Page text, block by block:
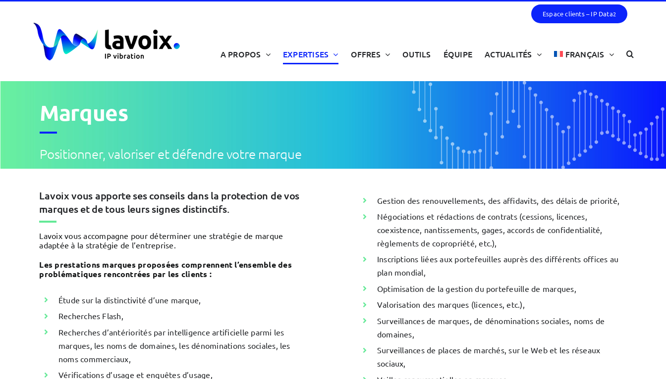
Espace clients – IP Data2
A PROPOS EXPERTISES OFFRES OUTILS ÉQUIPE ACTUALITÉS FRANÇAIS
Marques
Positionner, valoriser et défendre votre marque
Lavoix vous apporte ses conseils dans la protection de vos
marques et de tous leurs signes distinctifs.
Lavoix vous accompagne pour déterminer une stratégie de marque
adaptée à la stratégie de l’entreprise.
Les prestations marques proposées comprennent l’ensemble des
problématiques rencontrées par les clients :
Étude sur la distinctivité d’une marque,
Recherches Flash,
Recherches d’antériorités par intelligence artificielle parmi les
marques, les noms de domaines, les dénominations sociales, les
noms commerciaux,
Vérifications d’usage et enquêtes d’usage,
Gestion des renouvellements, des affidavits, des délais de priorité,
Négociations et rédactions de contrats (cessions, licences,
coexistence, nantissements, gages, accords de confidentialité,
règlements de copropriété, etc.),
Inscriptions liées aux portefeuilles auprès des différents offices au
plan mondial,
Optimisation de la gestion du portefeuille de marques,
Valorisation des marques (licences, etc.),
Surveillances de marques, de dénominations sociales, noms de
domaines,
Surveillances de places de marchés, sur le Web et les réseaux
sociaux,